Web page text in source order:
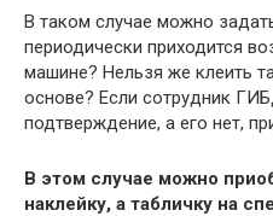
В таком случае можно
периодически приходится
машине? Нельзя же клеить
основе? Если сотрудник
подтверждение, а его нет,
В этом случае можно
наклейку, а табличку на